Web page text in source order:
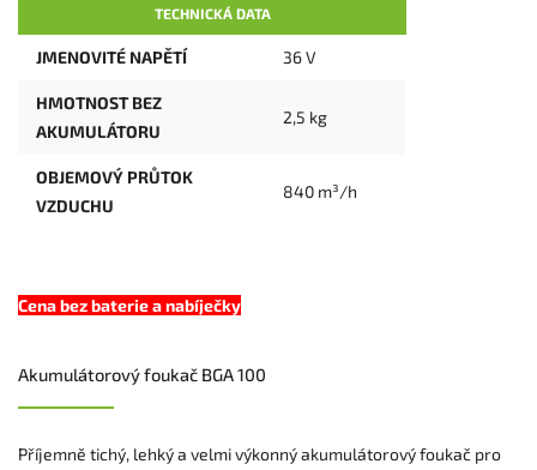
TECHNICKÁ DATA
JMENOVITÉ NAPĚTÍ 36 V
HMOTNOST BEZ
AKUMULÁTORU
2,5 kg
OBJEMOVÝ PRŮTOK
VZDUCHU
840 m³/h
Cena bez baterie a nabíječky
Akumulátorový foukač BGA 100
Příjemně tichý, lehký a velmi výkonný akumulátorový foukač pro